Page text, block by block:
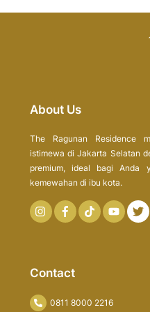
About Us
The Ragunan Residence
istimewa di Jakarta Selatan
premium, ideal bagi Anda
kemewahan di ibu kota.
Icon
Icon
Contact
0811 8000 2216